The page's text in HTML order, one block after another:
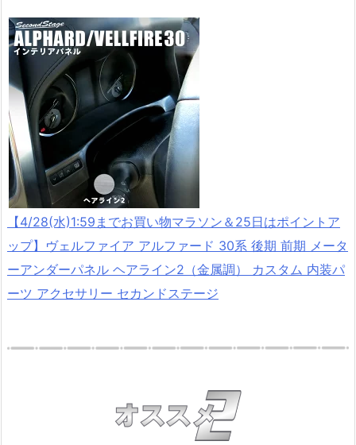
【4/28(水)1:59までお買い物マラソン＆25日はポイントア
ップ】ヴェルファイア アルファード 30系 後期 前期 メータ
ーアンダーパネル ヘアライン2（金属調） カスタム 内装パ
ーツ アクセサリー セカンドステージ